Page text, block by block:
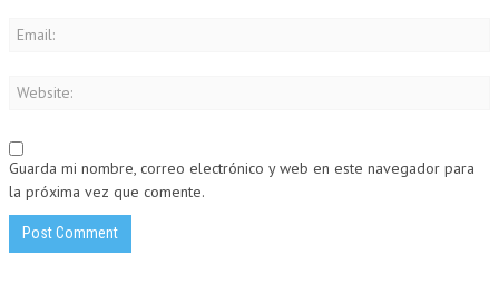
Guarda mi nombre, correo electrónico y web en este navegador para
la próxima vez que comente.